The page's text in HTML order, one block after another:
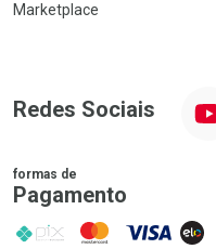
Marketplace
Redes Sociais
formas de
Pagamento
PIX MasterCard
VISA ELO